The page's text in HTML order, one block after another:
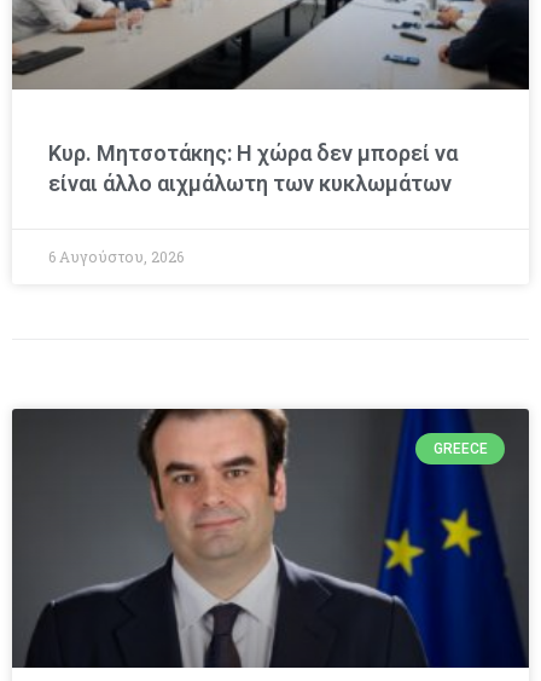
Κυρ. Μητσοτάκης: Η χώρα δεν μπορεί να
είναι άλλο αιχμάλωτη των κυκλωμάτων
6 Αυγούστου, 2026
GREECE